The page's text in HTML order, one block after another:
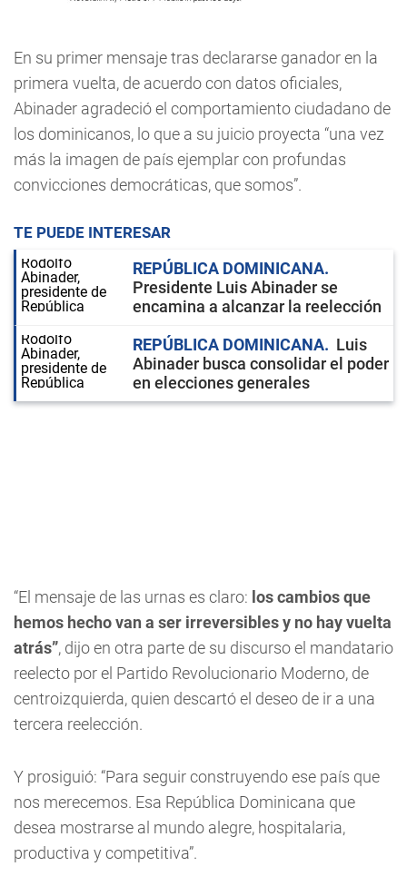
En su primer mensaje tras declararse ganador en la
primera vuelta, de acuerdo con datos oficiales,
Abinader agradeció el comportamiento ciudadano de
los dominicanos, lo que a su juicio proyecta “una vez
más la imagen de país ejemplar con profundas
convicciones democráticas, que somos”.
TE PUEDE INTERESAR
REPÚBLICA DOMINICANA
Presidente Luis Abinader se
encamina a alcanzar la reelección
REPÚBLICA DOMINICANA
Luis
Abinader busca consolidar el poder
en elecciones generales
“El mensaje de las urnas es claro: los cambios que
hemos hecho van a ser irreversibles y no hay vuelta
atrás”, dijo en otra parte de su discurso el mandatario
reelecto por el Partido Revolucionario Moderno, de
centroizquierda, quien descartó el deseo de ir a una
tercera reelección.
Y prosiguió: “Para seguir construyendo ese país que
nos merecemos. Esa República Dominicana que
desea mostrarse al mundo alegre, hospitalaria,
productiva y competitiva”.